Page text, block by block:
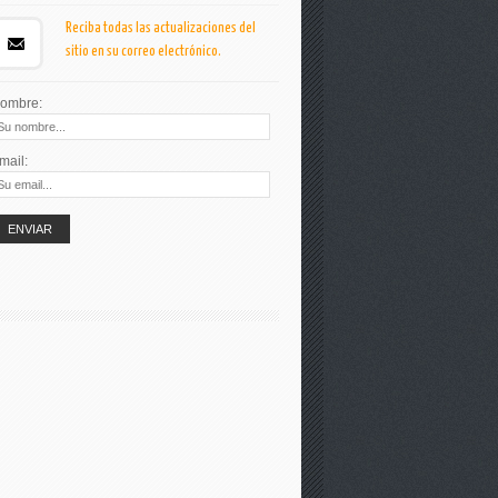
Reciba todas las actualizaciones del
sitio en su correo electrónico.